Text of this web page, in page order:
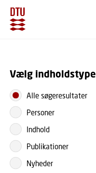
Vælg indholdstype
Alle søgeresultater
Personer
Indhold
Publikationer
Nyheder